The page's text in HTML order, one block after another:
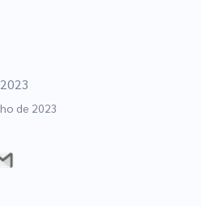
Grátis
de 2023